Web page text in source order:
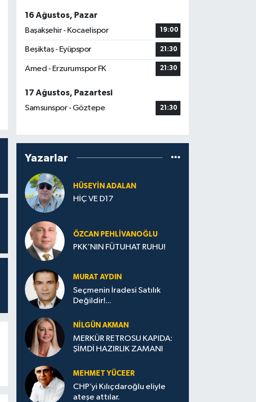
16 Ağustos, Pazar
Başakşehir - Kocaelispor
19:00
Beşiktaş - Eyüpspor 21:30
Amed - Erzurumspor FK 21:30
17 Ağustos, Pazartesi
Samsunspor - Göztepe
21:30
Yazarlar
HÜSEYIN ADALAN
HİÇ VE D17
ÖZCAN PEHLIVANOĞLU
PKK’NIN FÜTUHAT RUHU!
MURAT AYDIN
Seçmenin İradesi Satılık
Değildir!...
NILGÜN AKMAN
MERKÜR RETROSU KAPIDA:
ŞİMDİ HAZIRLIK ZAMANI
MEHMET YÜCEER
CHP’yi Kılıçdaroğlu eliyle
ateşe attılar.